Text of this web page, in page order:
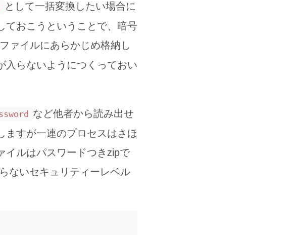
として一括変換したい場合に
ておこうということで、暗号
ァイルにあらかじめ格納し
入らないようにつくっておい
など他者から読み出せ
ますが一連のプロセスはさほ
イルはパスワードつきzipで
ないセキュリティーレベル